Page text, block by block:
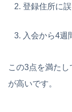
登録住所に
入会から4週
この3点を満た
が高いです。